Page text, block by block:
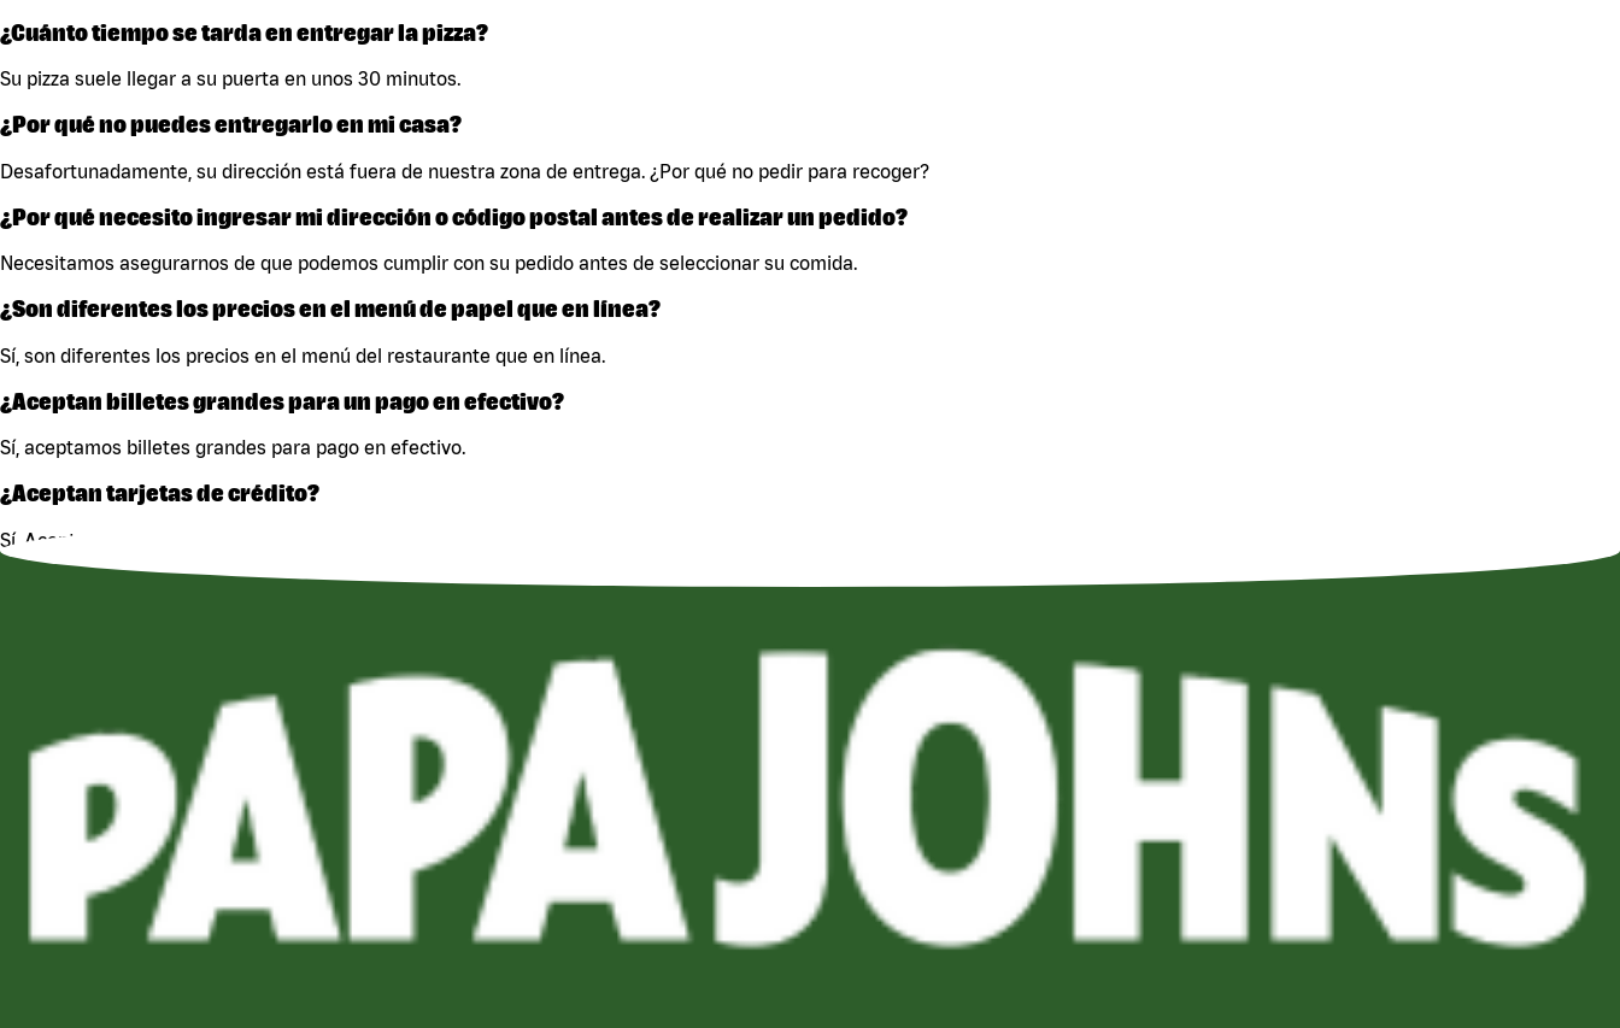
¿Cuánto tiempo se tarda en entregar la pizza?
Su pizza suele llegar a su puerta en unos 30 minutos.
¿Por qué no puedes entregarlo en mi casa?
Desafortunadamente, su dirección está fuera de nuestra zona de entrega. ¿Por qué no pedir para recoger?
¿Por qué necesito ingresar mi dirección o código postal antes de realizar un pedido?
Necesitamos asegurarnos de que podemos cumplir con su pedido antes de seleccionar su comida.
¿Son diferentes los precios en el menú de papel que en línea?
Sí, son diferentes los precios en el menú del restaurante que en línea.
¿Aceptan billetes grandes para un pago en efectivo?
Sí, aceptamos billetes grandes para pago en efectivo.
¿Aceptan tarjetas de crédito?
Sí. Aceptamos Visa, Mastercard, y American Express.